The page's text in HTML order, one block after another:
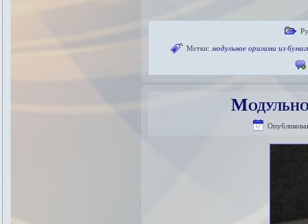
Метки: модульное оригами из